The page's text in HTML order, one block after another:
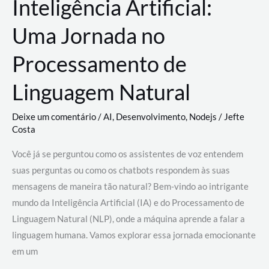
Inteligência Artificial:
Uma Jornada no
Processamento de
Linguagem Natural
Deixe um comentário/AI, Desenvolvimento, Nodejs / Jefte
Costa
Você já se perguntou como os assistentes de voz entendem
suas perguntas ou como os chatbots respondem às suas
mensagens de maneira tão natural? Bem-vindo ao intrigante
mundo da Inteligência Artificial (IA) e do Processamento de
Linguagem Natural (NLP), onde a máquina aprende a falar a
linguagem humana. Vamos explorar essa jornada emocionante
em um